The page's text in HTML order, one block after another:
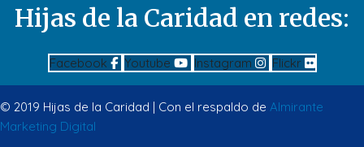
Hijas de la Caridad en redes:
Facebook Youtube Instagram Flickr
© 2019 Hijas de la Caridad | Con el respaldo de Almirante
Marketing Digital